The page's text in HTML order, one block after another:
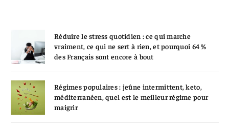
Réduire le stress quotidien : ce qui marche
vraiment, ce qui ne sert à rien, et pourquoi 64 %
des Français sont encore à bout
Régimes populaires : jeûne intermittent, keto,
méditerranéen, quel est le meilleur régime pour
maigrir